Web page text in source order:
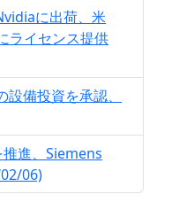
に出荷、米
ライセンス提供
備投資を承認、
推進、Siemens
06)